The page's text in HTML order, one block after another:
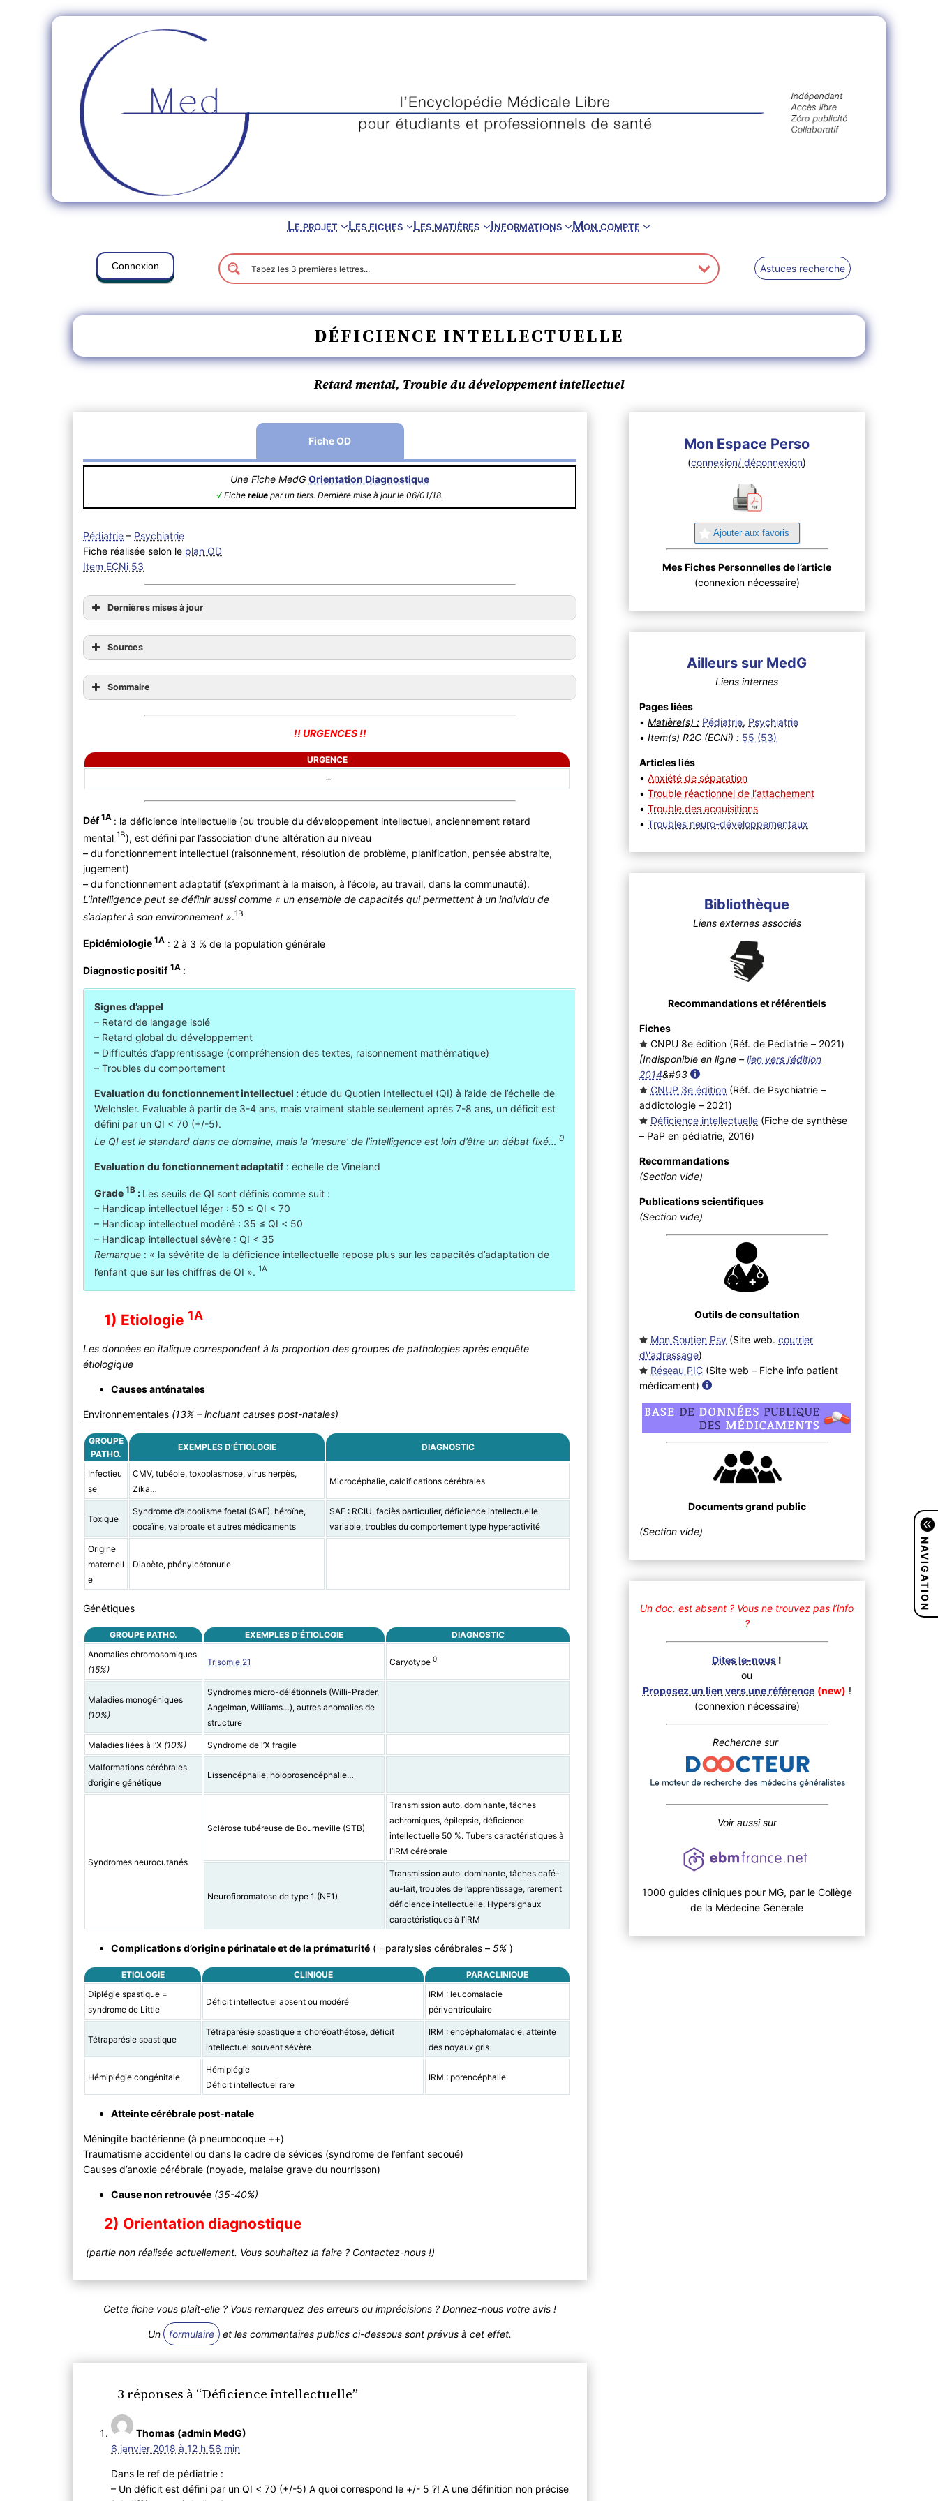
Le projet Les fiches Les matières Informations Mon compte
Connexion Astuces recherche
DÉFICIENCE INTELLECTUELLE
Retard mental, Trouble du développement intellectuel
Fiche OD
Une Fiche MedGOrientation Diagnostique
√ Ficherelue par un tiers. Dernière mise à jour le 06/01/18.
Pédiatrie – Psychiatrie
Fiche réalisée selon le plan OD
Item ECNi 53
Dernières mises à jour
Sources
Sommaire
!! URGENCES !!
URGENCE
–
Déf1A : la déficience intellectuelle (ou trouble du développement intellectuel, anciennement retard
mental 1B), est défini par l’association d’une altération au niveau
– du fonctionnement intellectuel (raisonnement, résolution de problème, planification, pensée abstraite,
jugement)
– du fonctionnement adaptatif (s’exprimant à la maison, à l’école, au travail, dans la communauté).
L’intelligence peut se définir aussi comme « un ensemble de capacités qui permettent à un individu de
s’adapter à son environnement ».1B
Epidémiologie1A : 2 à 3 % de la population générale
Diagnostic positif 1A :
Signes d’appel
– Retard de langage isolé
– Retard global du développement
– Difficultés d’apprentissage (compréhension des textes, raisonnement mathématique)
– Troubles du comportement
Evaluation du fonctionnement intellectuel :étude du Quotien Intellectuel (QI) à l’aide de l’échelle de
Welchsler. Evaluable à partir de 3-4 ans, mais vraiment stable seulement après 7-8 ans, un déficit est
défini par un QI < 70 (+/-5).
Le QI est le standard dans ce domaine, mais la ‘mesure’ de l’intelligence est loin d’être un débat fixé… 0
Evaluation du fonctionnement adaptatif: échelle de Vineland
Grade1B : Les seuils de QI sont définis comme suit :
– Handicap intellectuel léger : 50 ≤ QI < 70
– Handicap intellectuel modéré : 35 ≤ QI < 50
– Handicap intellectuel sévère : QI < 35
Remarque : « la sévérité de la déficience intellectuelle repose plus sur les capacités d’adaptation de
l’enfant que sur les chiffres de QI ». 1A
1) Etiologie 1A
Les données en italique correspondent à la proportion des groupes de pathologies après enquête
étiologique
Causes anténatales
Environnementales (13% – incluant causes post-natales)
GROUPE
PATHO.
EXEMPLES D’ÉTIOLOGIE DIAGNOSTIC
Infectieu
se
CMV, tubéole, toxoplasmose, virus herpès,
Zika…
Microcéphalie, calcifications cérébrales
Toxique
Syndrome d’alcoolisme foetal (SAF), héroïne,
cocaïne, valproate et autres médicaments
SAF : RCIU, faciès particulier, déficience intellectuelle
variable, troubles du comportement type hyperactivité
Origine
maternell
e
Diabète, phénylcétonurie
Génétiques
GROUPE PATHO. EXEMPLES D’ÉTIOLOGIE
DIAGNOSTIC
Anomalies chromosomiques
(15%)
Trisomie 21 Caryotype 0
Maladies monogéniques
(10%)
Syndromes micro-délétionnels (Willi-Prader,
Angelman, Williams…), autres anomalies de
structure
Maladies liées à l’X (10%) Syndrome de l’X fragile
Malformations cérébrales
d’origine génétique
Lissencéphalie, holoprosencéphalie…
Syndromes neurocutanés
Sclérose tubéreuse de Bourneville (STB)
Transmission auto. dominante, tâches
achromiques, épilepsie, déficience
intellectuelle 50 %. Tubers caractéristiques à
l’IRM cérébrale
Neurofibromatose de type 1 (NF1)
Transmission auto. dominante, tâches café-
au-lait, troubles de l’apprentissage, rarement
déficience intellectuelle. Hypersignaux
caractéristiques à l’IRM
Complications d’origine périnatale et de la prématurité ( =paralysies cérébrales – 5% )
ETIOLOGIE CLINIQUE
PARACLINIQUE
Diplégie spastique =
syndrome de Little
Déficit intellectuel absent ou modéré
IRM : leucomalacie
périventriculaire
Tétraparésie spastique
Tétraparésie spastique ± choréoathétose, déficit
intellectuel souvent sévère
IRM : encéphalomalacie, atteinte
des noyaux gris
Hémiplégie congénitale
Hémiplégie
Déficit intellectuel rare
IRM : porencéphalie
Atteinte cérébrale post-natale
Méningite bactérienne (à pneumocoque ++)
Traumatisme accidentel ou dans le cadre de sévices (syndrome de l’enfant secoué)
Causes d’anoxie cérébrale (noyade, malaise grave du nourrisson)
Cause non retrouvée (35-40%)
2) Orientation diagnostique
(partie non réalisée actuellement. Vous souhaitez la faire ? Contactez-nous !)
Cette fiche vous plaît-elle ? Vous remarquez des erreurs ou imprécisions ? Donnez-nous votre avis !
Un formulaire et les commentaires publics ci-dessous sont prévus à cet effet.
3 réponses à “Déficience intellectuelle”
Thomas (admin MedG)
6 janvier 2018 à 12 h 56 min
Dans le ref de pédiatrie :
– Un déficit est défini par un QI < 70 (+/-5) A quoi correspond le +/- 5 ?! A une définition non précise
Mon Espace Perso
(connexion/ déconnexion)
Ajouter aux favoris
Mes Fiches Personnelles de l’article
(connexion nécessaire)
Ailleurs sur MedG
Liens internes
Pages liées
•Matière(s) : Pédiatrie, Psychiatrie
•Item(s) R2C (ECNi) : 55 (53)
Articles liés
•Anxiété de séparation
•Trouble réactionnel de l‘attachement
•Trouble des acquisitions
•Troubles neuro-développementaux
Bibliothèque
Liens externes associés
Recommandations et référentiels
Fiches
CNPU 8e édition (Réf. de Pédiatrie – 2021)
[Indisponible en ligne –lien vers l’édition
2014&#93
CNUP 3e édition (Réf. de Psychiatrie –
addictologie – 2021)
Déficience intellectuelle (Fiche de synthèse
– PaP en pédiatrie, 2016)
Recommandations
(Section vide)
Publications scientifiques
(Section vide)
Outils de consultation
Mon Soutien Psy (Site web.courrier
d\'adressage)
Réseau PIC (Site web – Fiche info patient
médicament)
Documents grand public
(Section vide)
Un doc. est absent ? Vous ne trouvez pas l’info
?
Dites le-nous !
ou
Proposez un lien vers une référence (new) !
(connexion nécessaire)
Recherche sur
Voir aussi sur
1000 guides cliniques pour MG, par le Collège
de la Médecine Générale
NAVIGATION